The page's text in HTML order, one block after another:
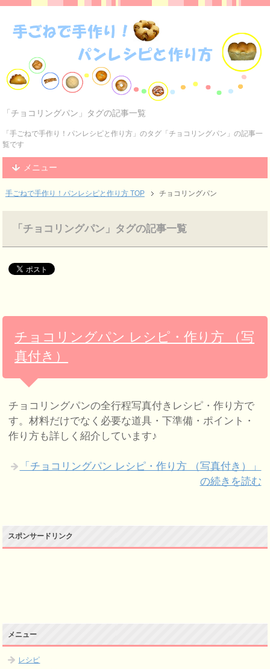
「チョコリングパン」タグの記事一覧
「手ごねで手作り！パンレシピと作り方」のタグ「チョコリングパン」の記事一
覧です
メニュー
手ごねで手作り！パンレシピと作り方 TOP チョコリングパン
「チョコリングパン」タグの記事一覧
チョコリングパン レシピ・作り方 （写
真付き）
チョコリングパンの全行程写真付きレシピ・作り方で
す。材料だけでなく必要な道具・下準備・ポイント・
作り方も詳しく紹介しています♪
「チョコリングパン レシピ・作り方 （写真付き）」
の続きを読む
スポンサードリンク
メニュー
レシピ